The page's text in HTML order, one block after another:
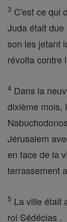
3 C'est ce qui
Juda était
son les jetant
révolta contre
4 Dans la
dixième mois,
Jérusalem
en face de la
terrassement
5 La ville était
roi Sédécias .